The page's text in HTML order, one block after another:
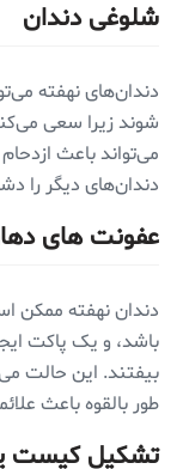
شلوغی دندان
دندان‌های نهفته
شوند زیرا سعی
می‌تواند باعث
دندان‌های دیگر را
عفونت های
دندان نهفته ممکن
باشد، و یک پاکت
بیفتند. این حالت
طور بالقوه باعث
تشکیل کیست